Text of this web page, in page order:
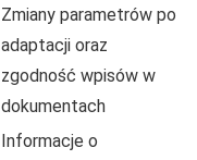
Zmiany parametrów po
adaptacji oraz
zgodność wpisów w
dokumentach
Informacje o